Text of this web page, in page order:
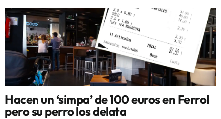
Hacen un ‘simpa’ de 100 euros en Ferrol
pero su perro los delata